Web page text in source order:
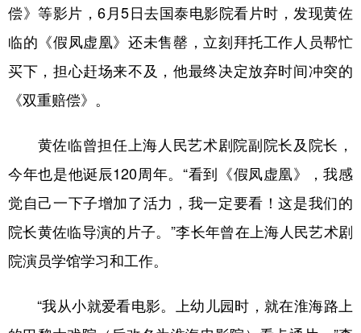
陕西 甘肃 青海 宁夏
新疆 内蒙古 黑龙江
English Español Français عربى
Русский язык 日本語 한국어
Deutsch Português
偿》等影片，6月5日去国泰电影院看片时，发现黄佐
临的《假凤虚凰》还未售罄，立刻拜托工作人员帮忙
买下，担心赶场来不及，他最终决定放弃时间冲突的
《双重赔偿》。
黄佐临曾担任上海人民艺术剧院副院长及院长，
今年也是他诞辰120周年。“看到《假凤虚凰》，我感
觉自己一下子增加了活力，我一定要看！这是我们的
院长黄佐临导演的片子。”李长年曾在上海人民艺术剧
院演员学馆学习和工作。
“我从小就爱看电影。上幼儿园时，就在淮海路上